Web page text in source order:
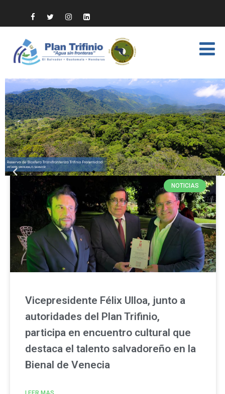
NOTICIAS
Vicepresidente Félix Ulloa, junto a
autoridades del Plan Trifinio,
participa en encuentro cultural que
destaca el talento salvadoreño en la
Bienal de Venecia